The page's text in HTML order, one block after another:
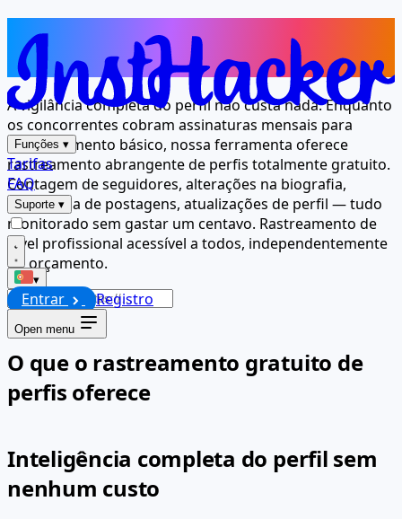
Funções ▾
Tarifas
FAQ
Suporte ▾
▾
Entrar Registro
Open menu
Rastreamento de perfil premium,
preço zero
A vigilância completa do perfil não custa nada. Enquanto
os concorrentes cobram assinaturas mensais para
monitoramento básico, nossa ferramenta oferece
rastreamento abrangente de perfis totalmente gratuito.
Contagem de seguidores, alterações na biografia,
frequência de postagens, atualizações de perfil — tudo
monitorado sem gastar um centavo. Rastreamento de
nível profissional acessível a todos, independentemente
do orçamento.
O que o rastreamento gratuito de
perfis oferece
Inteligência completa do perfil sem
nenhum custo